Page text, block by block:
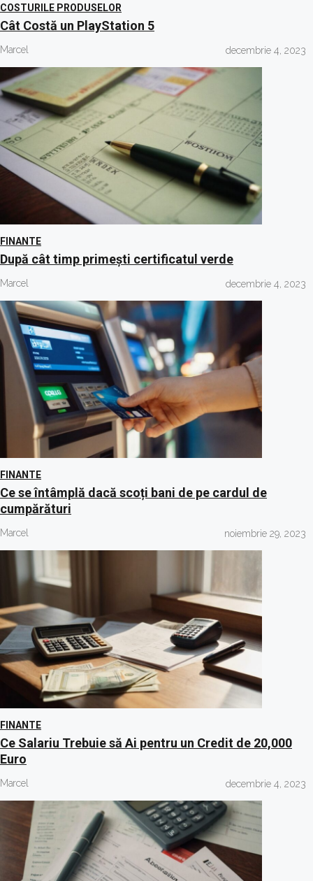
COSTURILE PRODUSELOR
Cât Costă un PlayStation 5
Marcel decembrie 4, 2023
FINANTE
După cât timp primești certificatul verde
Marcel decembrie 4, 2023
FINANTE
Ce se întâmplă dacă scoți bani de pe cardul de
cumpărături
Marcel noiembrie 29, 2023
FINANTE
Ce Salariu Trebuie să Ai pentru un Credit de 20,000
Euro
Marcel decembrie 4, 2023